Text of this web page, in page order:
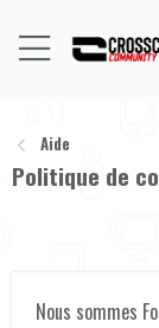
Aide
Politique de
Nous sommes